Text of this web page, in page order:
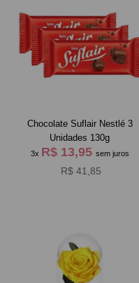
Chocolate Suflair Nestlé 3
Unidades 130g
3x R$ 13,95 sem juros
R$ 41,85